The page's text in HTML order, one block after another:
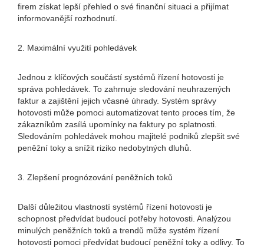
firem získat lepší přehled o své finanční situaci a přijímat
informovanější rozhodnutí.
2. Maximální využití pohledávek
Jednou z klíčových součástí systémů řízení hotovosti je
správa pohledávek. To zahrnuje sledování neuhrazených
faktur a zajištění jejich včasné úhrady. Systém správy
hotovosti může pomoci automatizovat tento proces tím, že
zákazníkům zasílá upomínky na faktury po splatnosti.
Sledováním pohledávek mohou majitelé podniků zlepšit své
peněžní toky a snížit riziko nedobytných dluhů.
3. Zlepšení prognózování peněžních toků
Další důležitou vlastností systémů řízení hotovosti je
schopnost předvídat budoucí potřeby hotovosti. Analýzou
minulých peněžních toků a trendů může systém řízení
hotovosti pomoci předvídat budoucí peněžní toky a odlivy. To